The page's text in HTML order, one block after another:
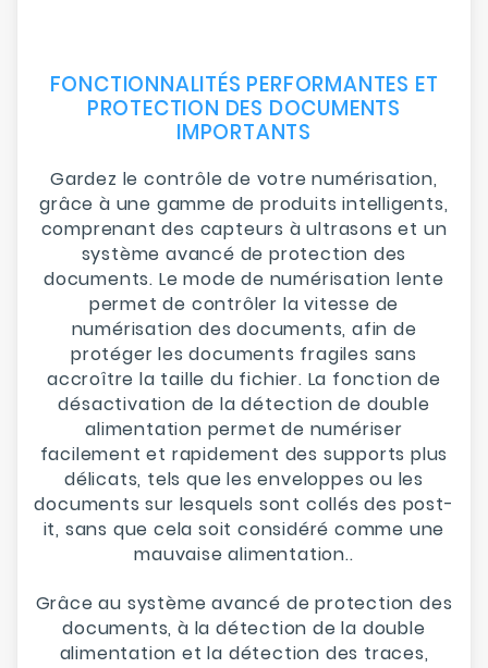
FONCTIONNALITÉS PERFORMANTES ET
PROTECTION DES DOCUMENTS
IMPORTANTS
Gardez le contrôle de votre numérisation,
grâce à une gamme de produits intelligents,
comprenant des capteurs à ultrasons et un
système avancé de protection des
documents. Le mode de numérisation lente
permet de contrôler la vitesse de
numérisation des documents, afin de
protéger les documents fragiles sans
accroître la taille du fichier. La fonction de
désactivation de la détection de double
alimentation permet de numériser
facilement et rapidement des supports plus
délicats, tels que les enveloppes ou les
documents sur lesquels sont collés des post-
it, sans que cela soit considéré comme une
mauvaise alimentation..
Grâce au système avancé de protection des
documents, à la détection de la double
alimentation et la détection des traces,